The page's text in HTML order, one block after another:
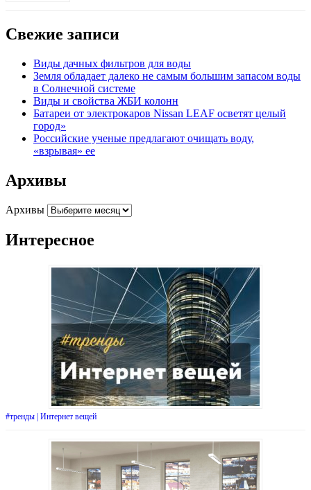
Свежие записи
Виды дачных фильтров для воды
Земля обладает далеко не самым большим запасом воды
в Солнечной системе
Виды и свойства ЖБИ колонн
Батареи от электрокаров Nissan LEAF осветят целый
город»
Российские ученые предлагают очищать воду,
«взрывая» ее
Архивы
Архивы
Интересное
#тренды | Интернет вещей